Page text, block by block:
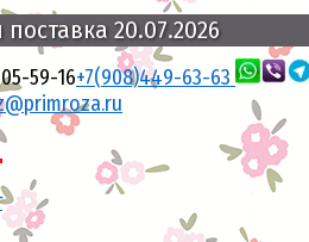
поставка 20.07.2026
59-16+7(908)449-63-63